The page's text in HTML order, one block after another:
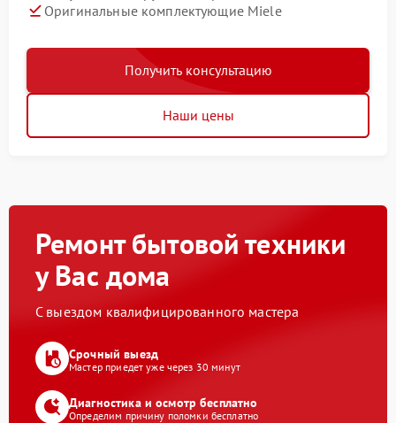
Оригинальные комплектующие Miele
Получить консультацию
Наши цены
Ремонт бытовой техники
у Вас дома
С выездом квалифицированного мастера
Срочный выезд
Мастер приедет уже через 30 минут
Диагностика и осмотр бесплатно
Определим причину поломки бесплатно